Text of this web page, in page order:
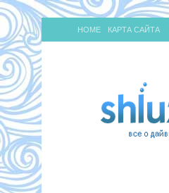
HOME КАРТА САЙТА